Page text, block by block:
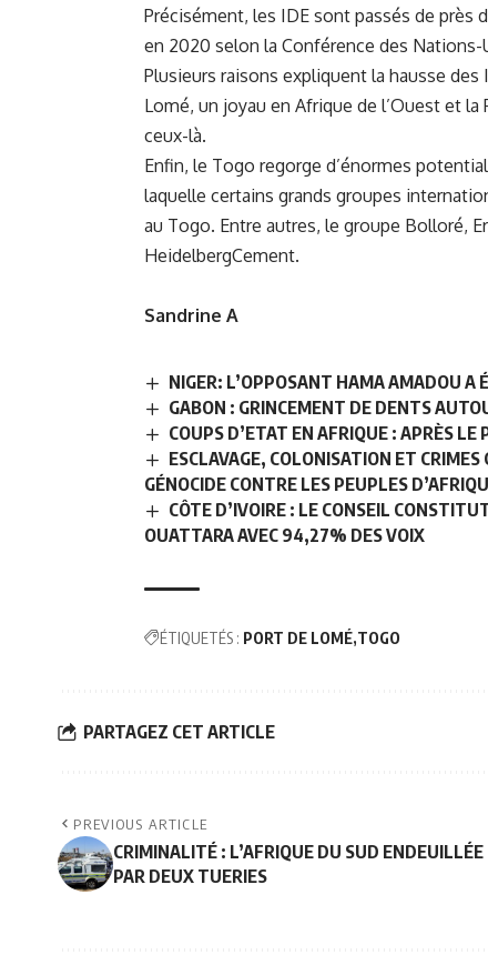
Précisément, les IDE sont passés de près
en 2020 selon la Conférence des
Plusieurs raisons expliquent la hausse
Lomé, un joyau en Afrique de l’Ouest et
ceux-là.
Enfin, le Togo regorge d’énormes
laquelle certains grands groupes
au Togo. Entre autres, le groupe Bolloré,
HeidelbergCement.
Sandrine A
NIGER: L’OPPOSANT HAMA AMADOU A
GABON : GRINCEMENT DE DENTS
COUPS D’ETAT EN AFRIQUE : APRÈS
ESCLAVAGE, COLONISATION ET
GÉNOCIDE CONTRE LES PEUPLES
CÔTE D’IVOIRE : LE CONSEIL
OUATTARA AVEC 94,27% DES VOIX
ÉTIQUETÉS : PORT DE LOMÉ TOGO
PARTAGEZ CET ARTICLE
PREVIOUS ARTICLE
CRIMINALITÉ : L’AFRIQUE DU SUD ENDEUILLÉE
PAR DEUX TUERIES